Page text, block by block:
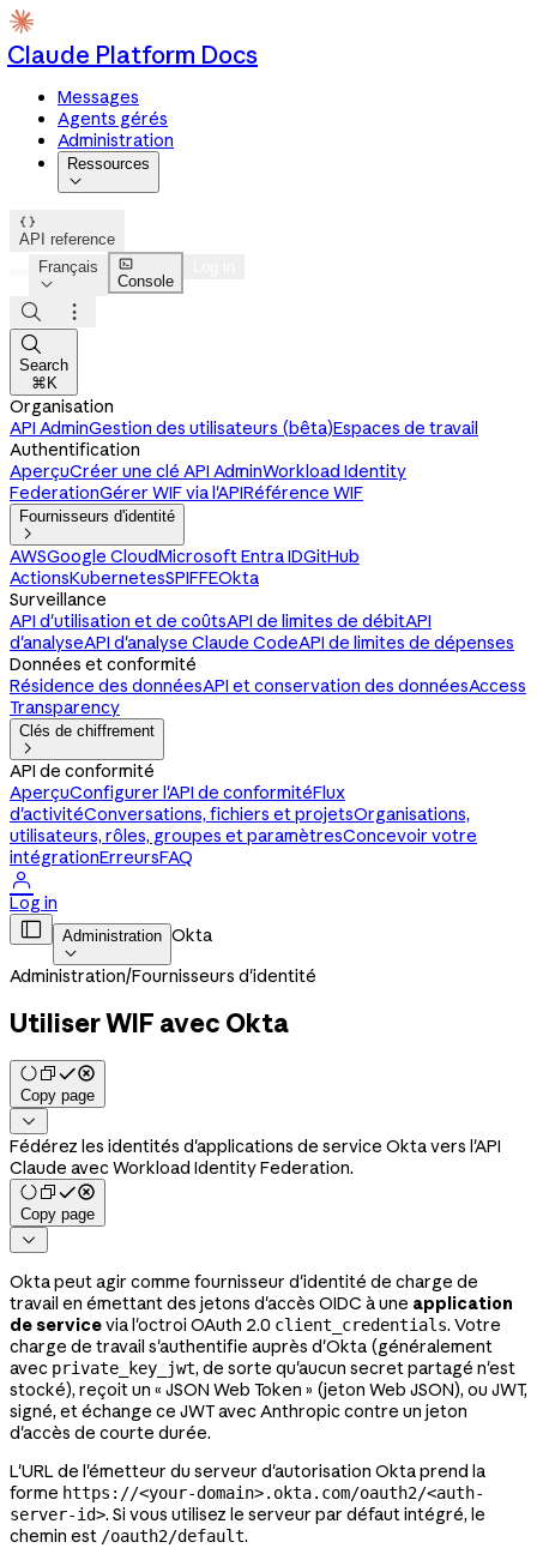
Claude Platform Docs
Messages
Agents gérés
Administration
Ressources


API reference
Français


Console



Search
⌘K
Organisation
API AdminGestion des utilisateurs (bêta)Espaces de travail
Authentification
AperçuCréer une clé API AdminWorkload Identity
FederationGérer WIF via l'APIRéférence WIF
Fournisseurs d'identité

AWSGoogle CloudMicrosoft Entra IDGitHub
ActionsKubernetesSPIFFEOkta
Surveillance
API d'utilisation et de coûtsAPI de limites de débitAPI
d'analyseAPI d'analyse Claude CodeAPI de limites de dépenses
Données et conformité
Résidence des donnéesAPI et conservation des donnéesAccess
Transparency
Clés de chiffrement

API de conformité
AperçuConfigurer l'API de conformitéFlux
d'activitéConversations, fichiers et projetsOrganisations,
utilisateurs, rôles, groupes et paramètresConcevoir votre
intégrationErreursFAQ

Log in
 Administration

Okta
Administration/Fournisseurs d'identité
Utiliser WIF avec Okta
Copy page

Fédérez les identités d'applications de service Okta vers l'API
Claude avec Workload Identity Federation.
Copy page

Okta peut agir comme fournisseur d'identité de charge de
travail en émettant des jetons d'accès OIDC à une application
de servicevia l'octroi OAuth 2.0 client_credentials. Votre
charge de travail s'authentifie auprès d'Okta (généralement
avec private_key_jwt, de sorte qu'aucun secret partagé n'est
stocké), reçoit un « JSON Web Token » (jeton Web JSON), ou JWT,
signé, et échange ce JWT avec Anthropic contre un jeton
d'accès de courte durée.
L'URL de l'émetteur du serveur d'autorisation Okta prend la
forme https://<your-domain>.okta.com/oauth2/<auth-
server-id>. Si vous utilisez le serveur par défaut intégré, le
chemin est /oauth2/default.